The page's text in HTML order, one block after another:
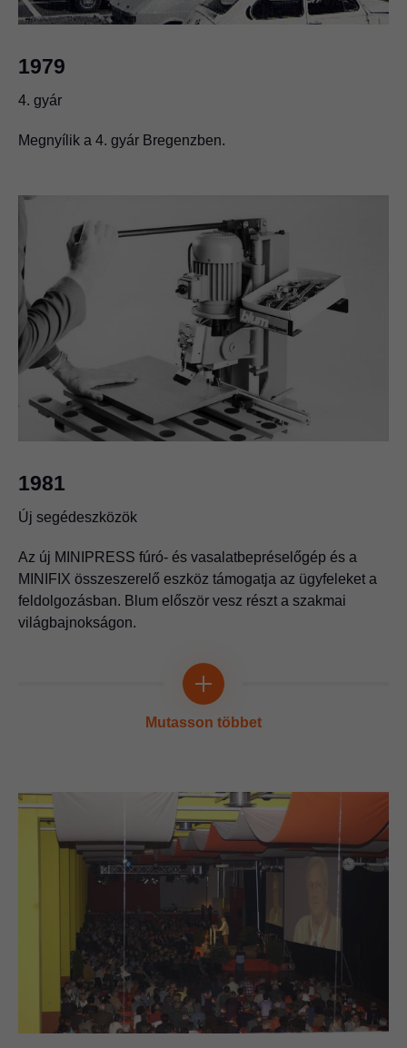
1979
4. gyár
Megnyílik a 4. gyár Bregenzben.
1981
Új segédeszközök
Az új MINIPRESS fúró- és vasalatbepréselőgép és a
MINIFIX összeszerelő eszköz támogatja az ügyfeleket a
feldolgozásban. Blum először vesz részt a szakmai
világbajnokságon.
Ezüstérem szakmai világbajnokságon.
A Blum szakmunkástanulói elöször nyernek érmet a linzi
Mutasson többet